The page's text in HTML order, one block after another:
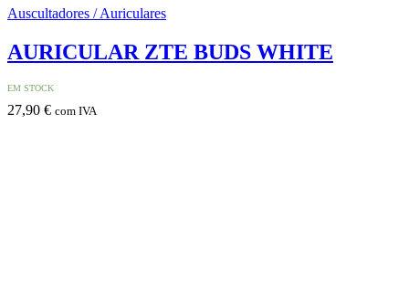
Auscultadores / Auriculares
AURICULAR ZTE BUDS WHITE
EM STOCK
27,90 € com IVA